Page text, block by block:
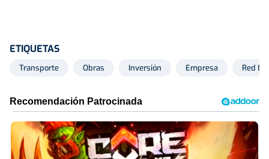
ETIQUETAS
Transporte Obras Inversión Empresa Red